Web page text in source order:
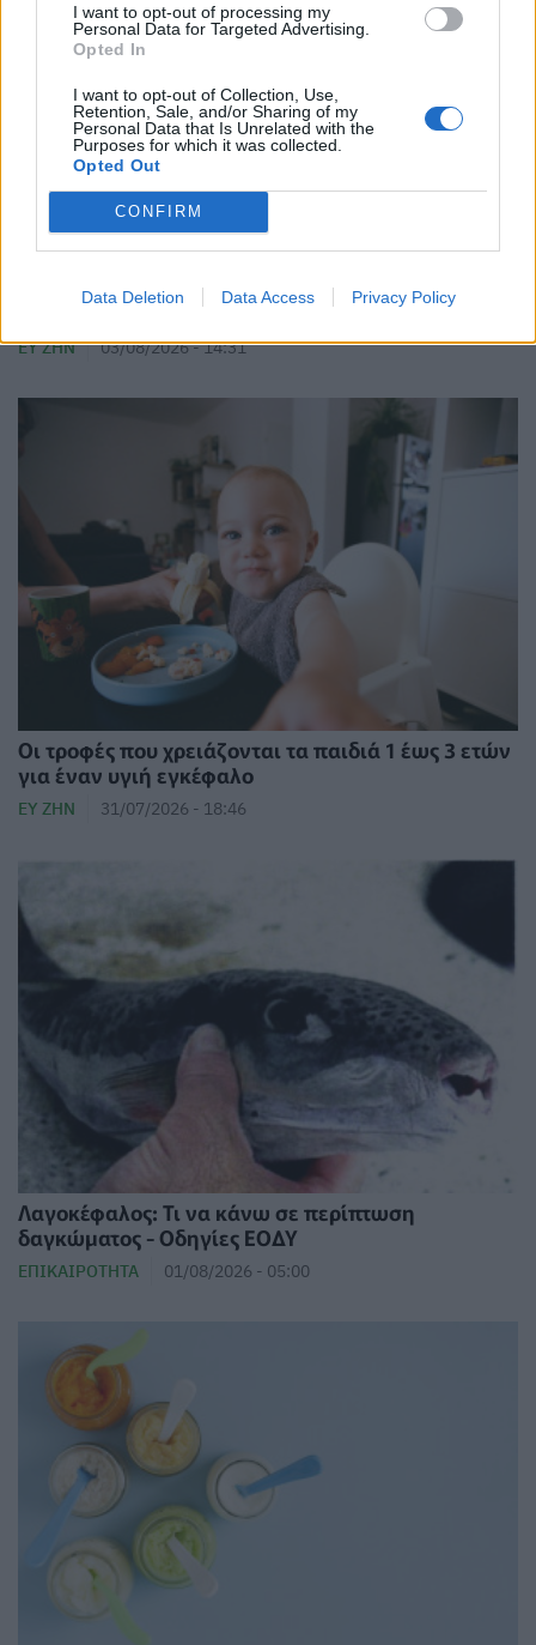
I want to opt-out of processing my
Personal Data for Targeted Advertising.
Opted In
I want to opt-out of Collection, Use,
Retention, Sale, and/or Sharing of my
Personal Data that Is Unrelated with the
Purposes for which it was collected.
Opted Out
CONFIRM
Data Deletion Data Access Privacy Policy
Αυγά: Πώς θα καταλάβετε αν είναι φρέσκα
ΕΥ ΖΗΝ 03/08/2026 - 14:31
Οι τροφές που χρειάζονται τα παιδιά 1 έως 3 ετών
για έναν υγιή εγκέφαλο
ΕΥ ΖΗΝ 31/07/2026 - 18:46
Λαγοκέφαλος: Τι να κάνω σε περίπτωση
δαγκώματος - Οδηγίες ΕΟΔΥ
ΕΠΙΚΑΙΡΌΤΗΤΑ 01/08/2026 - 05:00